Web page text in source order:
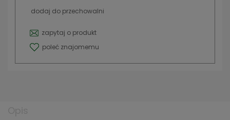
dodaj do przechowalni
zapytaj o produkt
poleć znajomemu